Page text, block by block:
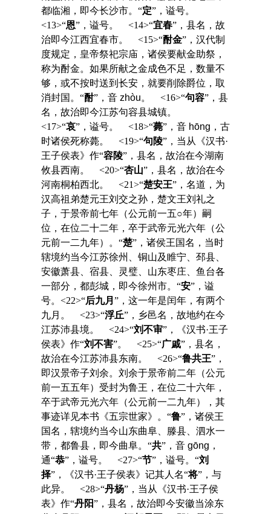
都临湘，即今长沙市。“定”，谥号。
<13>“恩”，谥号。 <14>“宜春”，县名，故
治即今江西宜春市。 <15>“酎金”，汉代制
度规定，皇帝祭祀宗庙，诸侯要献金助祭，
称为酎金。如果所献之金成色不足，数量不
够，或不按时送到长安，就要削除爵位，取
消封国。“酎”，音 zhòu。 <16>“句容”，县
名，故治即今江苏句容县城镇。
<17>“哀”，谥号。 <18>“薨”，音 hōng ，古
时诸侯死称薨。 <19>“句陵”，当从《汉书·
王子侯表》作“容陵”，县名，故治在今湖南
攸县西南。 <20>“杏山”，县名，故治在今
河南桐柏西北。 <21>“楚安王”，名道，为
汉高祖弟楚元王刘交之孙，楚文王刘礼之
子，于景帝前七年（公元前一五○年）嗣
位，在位二十二年，卒于武帝元光六年（公
元前一二九年）。“楚”，诸侯王国名，当时
辖境约当今江苏徐州、铜山及睢宁、邳县、
安徽萧县、宿县、灵璧、山东枣庄、鱼台各
一部分，都彭城，即今徐州市。“安”，谥
号。<22>“后九月 ”，这一年是闰年，有两个
九月。 <23>“浮丘”，乡邑名，故地约在今
江苏沛县境。 <24>“刘不审”，《汉书·王子
侯表》作“刘不害”。 <25>“广戚”，县名，
故治在今江苏沛县东南。 <26>“鲁共王”，
即汉景帝子刘余。刘余于景帝前二年（公元
前一五五年）受封为鲁王，在位二十六年，
卒于武帝元光六年（公元前一二九年），其
事迹详见本书《五宗世家》。“鲁”，诸侯王
国名，辖境约当今山东曲阜、滕县、泗水一
带，都鲁县，即今曲阜。“共”，音 gōng ，
通“恭”，谥号。 <27>“节”，谥号。“刘
择”，《汉书·王子侯表》记其人名“将”，与
此异。 <28>“丹杨”，当从《汉书·王子侯
表》作“丹阳”，县名，故治即今安徽当涂东